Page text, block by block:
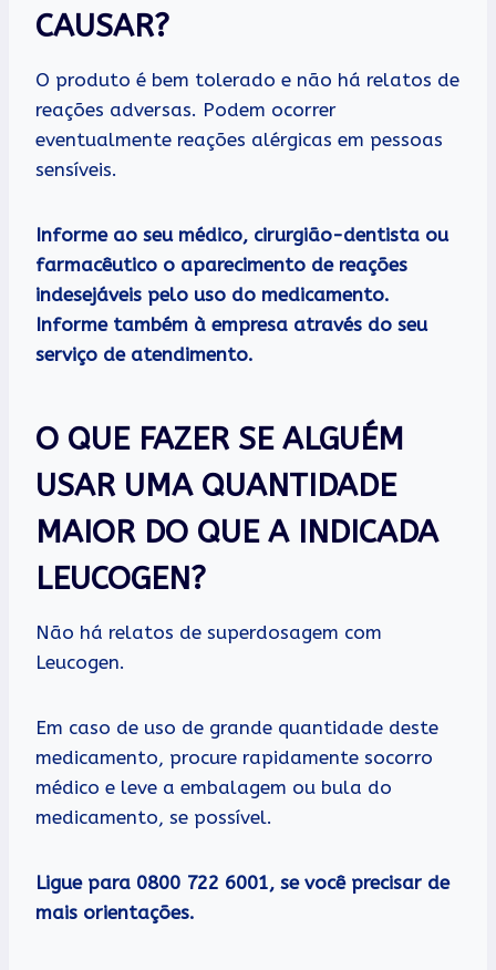
CAUSAR?
O produto é bem tolerado e não há relatos de
reações adversas. Podem ocorrer
eventualmente reações alérgicas em pessoas
sensíveis.
Informe ao seu médico, cirurgião-dentista ou
farmacêutico o aparecimento de reações
indesejáveis pelo uso do medicamento.
Informe também à empresa através do seu
serviço de atendimento.
O QUE FAZER SE ALGUÉM
USAR UMA QUANTIDADE
MAIOR DO QUE A INDICADA
LEUCOGEN?
Não há relatos de superdosagem com
Leucogen.
Em caso de uso de grande quantidade deste
medicamento, procure rapidamente socorro
médico e leve a embalagem ou bula do
medicamento, se possível.
Ligue para 0800 722 6001, se você precisar de
mais orientações.